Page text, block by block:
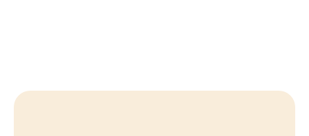
Naast het elegante design is een luxe directiestoel vooral gericht op
langdurig zitcomfort. Veel modellen beschikken over geavanceerde